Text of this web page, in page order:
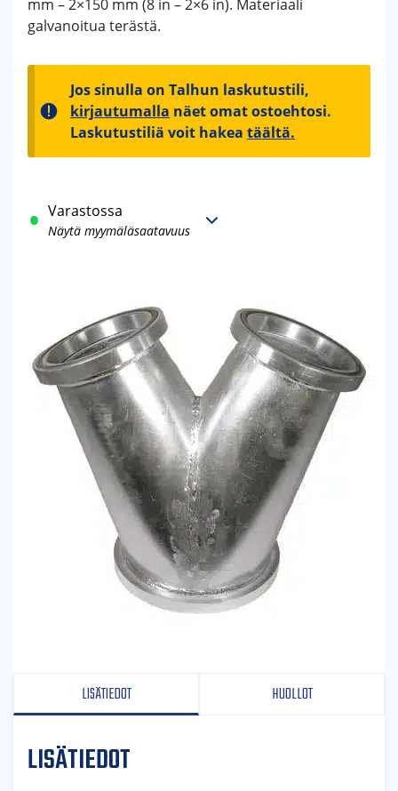
mm – 2×150 mm (8 in – 2×6 in). Materiaali
galvanoitua terästä.
Jos sinulla on Talhun laskutustili,
kirjautumalla näet omat ostoehtosi.
Laskutustiliä voit hakea täältä.
Varastossa
Näytä myymäläsaatavuus
LISÄTIEDOT HUOLLOT
LISÄTIEDOT